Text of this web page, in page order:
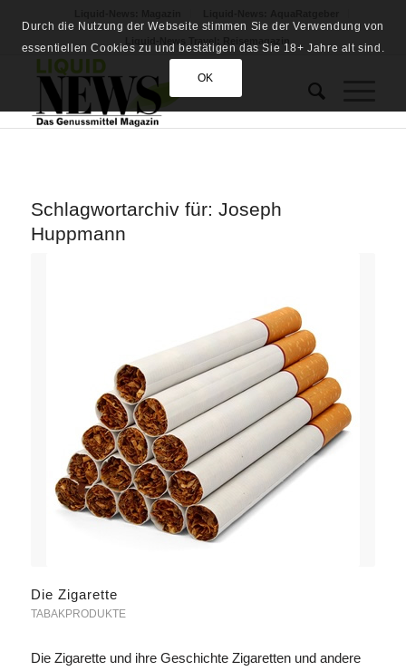
Schlagwortarchiv für: Joseph
Huppmann
Die Zigarette
TABAKPRODUKTE
Die Zigarette und ihre Geschichte Zigaretten und andere
Durch die Nutzung der Webseite stimmen Sie der Verwendung von
essentiellen Cookies zu und bestätigen das Sie 18+ Jahre alt sind.
OK